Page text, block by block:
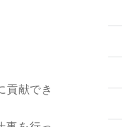
貢献でき